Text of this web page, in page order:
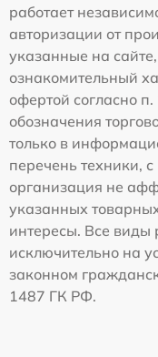
работает
авторизации от
указанные на
ознакомительный
офертой согласно
обозначения
только в
перечень техники,
организация не
указанных
интересы. Все виды
исключительно на
законном
1487 ГК РФ.